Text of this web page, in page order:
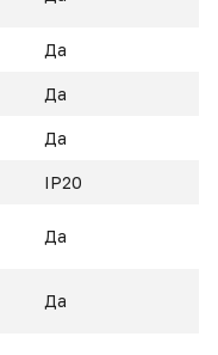
Да
Да
Да
IP20
Да
Да